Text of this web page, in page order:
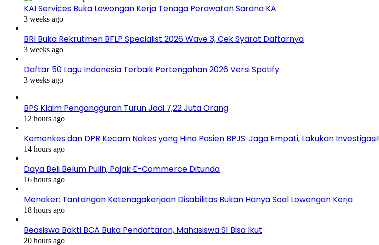
KAI Services Buka Lowongan Kerja Tenaga Perawatan Sarana KA
3 weeks ago
BRI Buka Rekrutmen BFLP Specialist 2026 Wave 3, Cek Syarat Daftarnya
3 weeks ago
Daftar 50 Lagu Indonesia Terbaik Pertengahan 2026 Versi Spotify
3 weeks ago
BPS Klaim Pengangguran Turun Jadi 7,22 Juta Orang
12 hours ago
Kemenkes dan DPR Kecam Nakes yang Hina Pasien BPJS: Jaga Empati, Lakukan Investigasi!
14 hours ago
Daya Beli Belum Pulih, Pajak E-Commerce Ditunda
16 hours ago
Menaker: Tantangan Ketenagakerjaan Disabilitas Bukan Hanya Soal Lowongan Kerja
18 hours ago
Beasiswa Bakti BCA Buka Pendaftaran, Mahasiswa S1 Bisa Ikut
20 hours ago